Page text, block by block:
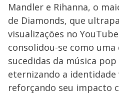
Mandler e Rihanna, o
de Diamonds, que
visualizações no
consolidou-se como uma
sucedidas da música
eternizando a identidade
reforçando seu impacto